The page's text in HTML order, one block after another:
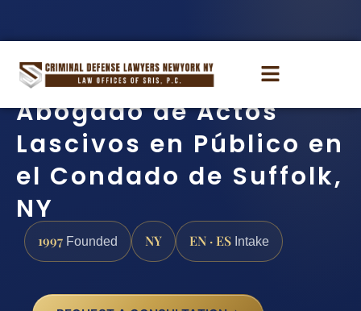
Abogado de Actos
Lascivos en Público en
el Condado de Suffolk,
NY
1997 Founded NY EN · ES Intake